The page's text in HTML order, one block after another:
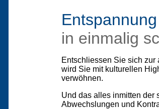
Entspannung
in einmalig
Entschliessen Sie sich
wird Sie mit kulturellen
verwöhnen.
Und das alles inmitten der
Abwechslungen und